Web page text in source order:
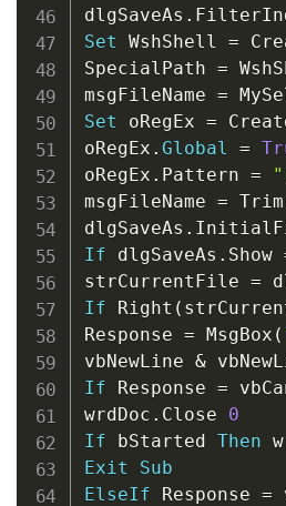
dlgSaveAs .
Set WshShell =
SpecialPath =
msgFileName =
Set oRegEx =
oRegEx . Global =
oRegEx . Pattern =
msgFileName = Trim
dlgSaveAs .
If dlgSaveAs . Show
strCurrentFile =
If Right (
Response = MsgBox (
vbNewLine &
If Response =
wrdDoc . Close 0
If bStarted Then
Exit
Sub
ElseIf Response =